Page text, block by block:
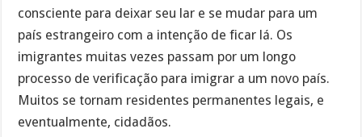
consciente para deixar seu lar e se mudar para um
país estrangeiro com a intenção de ficar lá. Os
imigrantes muitas vezes passam por um longo
processo de verificação para imigrar a um novo país.
Muitos se tornam residentes permanentes legais, e
eventualmente, cidadãos.